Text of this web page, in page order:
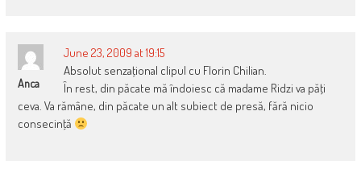
Anca
June 23, 2009 at 19:15
Absolut senzaţional clipul cu Florin Chilian.
În rest, din păcate mă îndoiesc că madame Ridzi va păţi
ceva. Va rămâne, din păcate un alt subiect de presă, fără nicio
consecinţă